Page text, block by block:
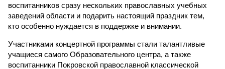
воспитанников сразу нескольких православных учебных
заведений области и подарить настоящий праздник тем,
кто особенно нуждается в поддержке и внимании.
Участниками концертной программы стали талантливые
учащиеся самого Образовательного центра, а также
воспитанники Покровской православной классической